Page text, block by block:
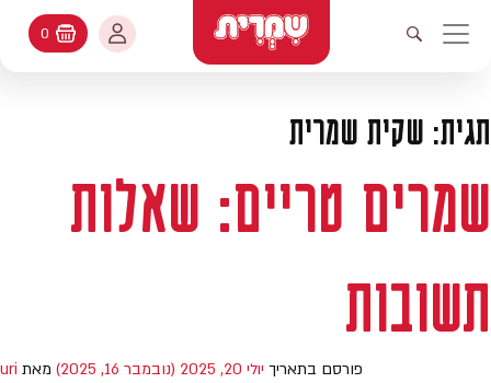
ניווט ראשי
פתיחת חיפוש
עולמות האפיה
מתכונים
קטלוג המוצרים
יעוץ אפיה
החשבון שלי
החשבון שלי
היסטורית הזמנות
מועדפים
עגלת קניות
0
תגית: שקית שמרית
שמרים טריים: שאלות
תשובות
פורסם בתאריך יולי 20, 2025 (נובמבר 16, 2025) מאת uri